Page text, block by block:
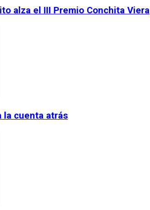
alza el III Premio Conchita Viera
la cuenta atrás